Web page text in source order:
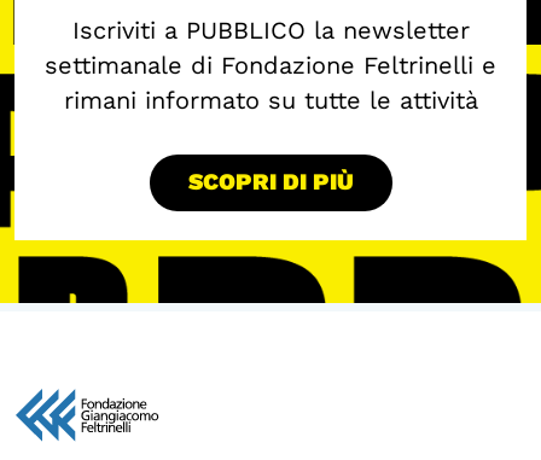
Pubblicazioni
Storie di Resistenza, ottant’anni dopo
Elezioni dal mondo
OLTRE LA SCUOLA
Programmi per le scuole
Under25
Iscriviti a PUBBLICO la newsletter
settimanale di Fondazione Feltrinelli e
rimani informato su tutte le attività
SCOPRI DI PIÙ